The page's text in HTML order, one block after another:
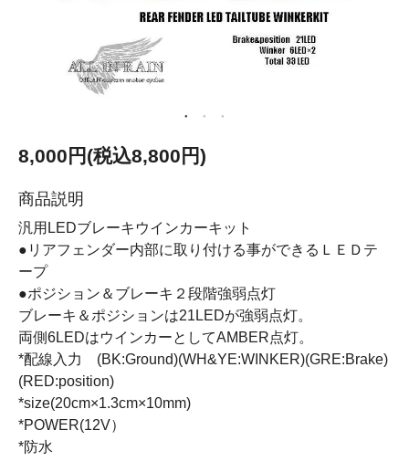
8,000円(税込8,800円)
商品説明
汎用LEDブレーキウインカーキット
●リアフェンダー内部に取り付ける事ができるＬＥＤテ
ープ
●ポジション＆ブレーキ２段階強弱点灯
ブレーキ＆ポジションは21LEDが強弱点灯。
両側6LEDはウインカーとしてAMBER点灯。
*配線入力 (BK:Ground)(WH&YE:WINKER)(GRE:Brake)
(RED:position)
*size(20cm×1.3cm×10mm)
*POWER(12V）
*防水